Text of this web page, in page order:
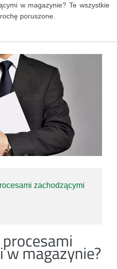
w magazynie? Te wszystkie
poruszone.
zachodzącymi
magazynie?